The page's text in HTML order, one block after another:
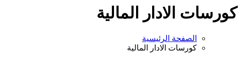
كورسات الادار المالية
الصفحة الرئيسية
كورسات الادار المالية